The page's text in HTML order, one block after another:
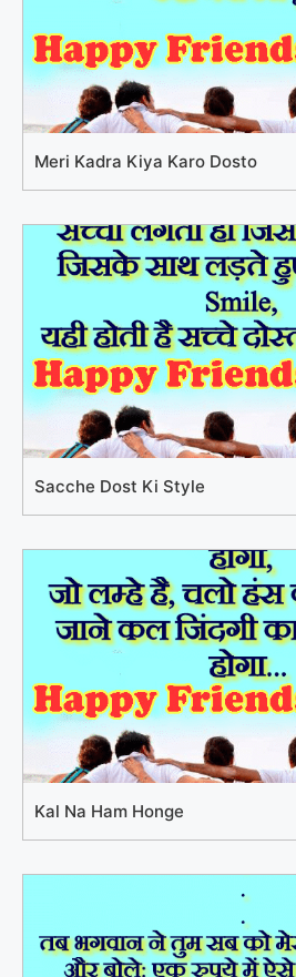
Meri Kadra Kiya Karo Dosto
Sacche Dost Ki Style
Kal Na Ham Honge